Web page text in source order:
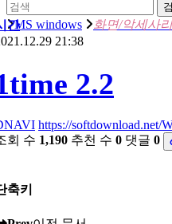
MS windows 화면/악세사리
간
21:38
2.2
https://softdownload.net/
회 수 1,190 추천 수 0 댓글 0
축키